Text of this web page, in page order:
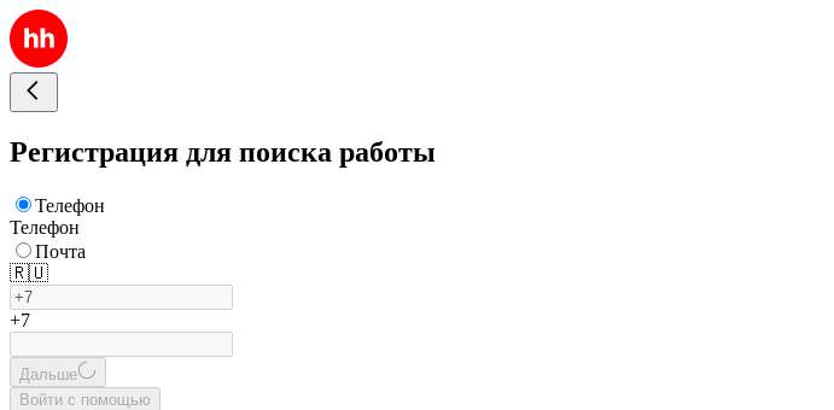
Регистрация для поиска работы
Телефон
Телефон
Почта
🇷🇺
+7
Дальше
Войти с помощью